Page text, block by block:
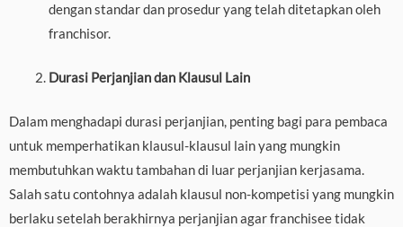
dengan standar dan prosedur yang telah ditetapkan oleh
franchisor.
Durasi Perjanjian dan Klausul Lain
Dalam menghadapi durasi perjanjian, penting bagi para pembaca
untuk memperhatikan klausul-klausul lain yang mungkin
membutuhkan waktu tambahan di luar perjanjian kerjasama.
Salah satu contohnya adalah klausul non-kompetisi yang mungkin
berlaku setelah berakhirnya perjanjian agar franchisee tidak